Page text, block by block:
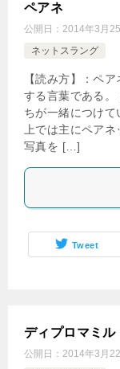
ペアネ
公開日： 2014年3月
ネットスラング
【読み方】：ペ
する言葉である。
ちが一緒につけて
上では主にペア
写真を […]
Tweet
ディプロマミル
公開日： 2014年3月